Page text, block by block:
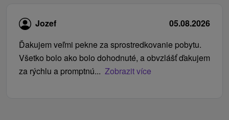
Jozef
05.08.2026
Ďakujem veľmi pekne za sprostredkovanie pobytu.
Všetko bolo ako bolo dohodnuté, a obvzlášť ďakujem
za rýchlu a promptnú... Zobrazit více